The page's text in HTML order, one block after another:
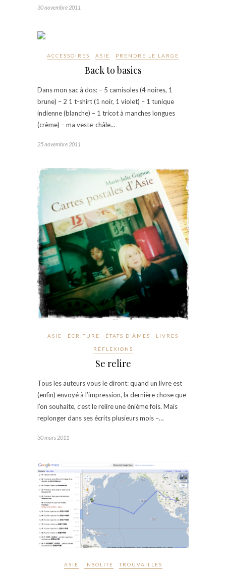
30 novembre 2011
ACCESSOIRES ASIE PRENDRE LE LARGE
Back to basics
Dans mon sac à dos: – 5 camisoles (4 noires, 1
brune) – 2 1 t-shirt (1 noir, 1 violet) – 1 tunique
indienne (blanche) – 1 tricot à manches longues
(crème) – ma veste-châle…
25 novembre 2011
ASIE ÉCRITURE ÉTATS D'ÂMES LIVRES
RÉFLEXIONS
Se relire
Tous les auteurs vous le diront: quand un livre est
(enfin) envoyé à l’impression, la dernière chose que
l’on souhaite, c’est le relire une énième fois. Mais
replonger dans ses écrits plusieurs mois –…
30 mars 2011
ASIE INSOLITE TROUVAILLES